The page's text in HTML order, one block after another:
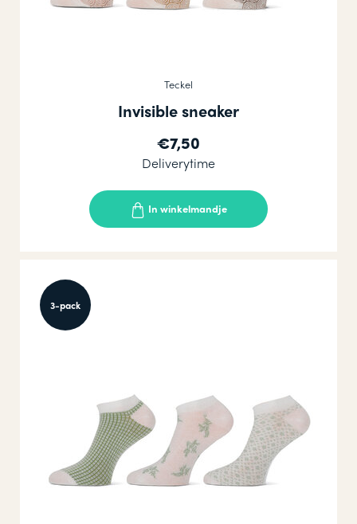
Teckel
Invisible sneaker
€7,50
Deliverytime
In winkelmandje
3-pack